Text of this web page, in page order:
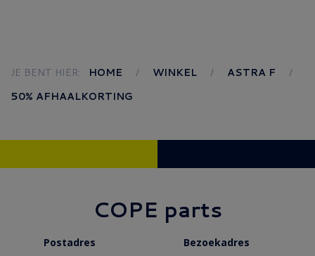
JE BENT HIER: HOME WINKEL
ASTRA F
50% AFHAALKORTING
COPE parts
Postadres
Bezoekadres